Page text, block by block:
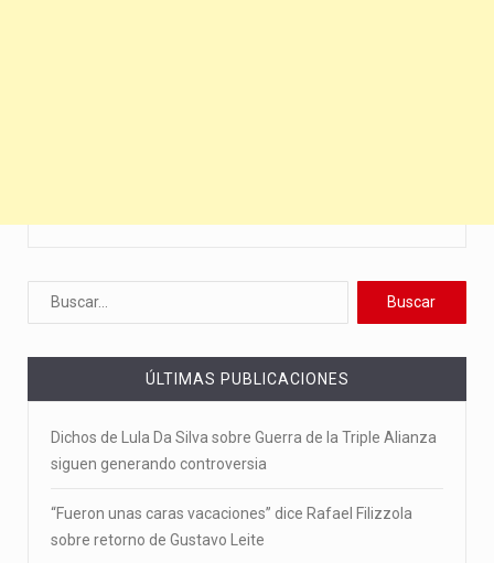
ÚLTIMAS PUBLICACIONES
Dichos de Lula Da Silva sobre Guerra de la Triple Alianza
siguen generando controversia
“Fueron unas caras vacaciones” dice Rafael Filizzola
sobre retorno de Gustavo Leite